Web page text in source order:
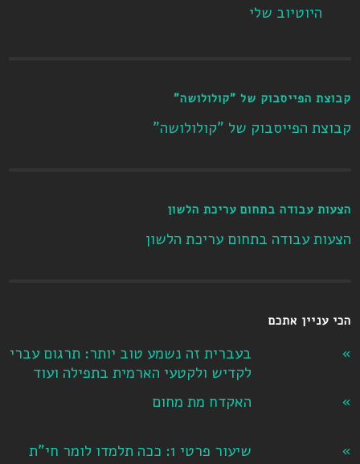
היוטיוב שלי
קבוצת הפייסבוק של "קולולושה"
קבוצת הפייסבוק של "קולולושה"
הצעות עבודה בתחום עריכת הלשון
הצעות עבודה בתחום עריכת הלשון
הכי עניין אתכם
בעברית זה נשמע טוב יותר: תרגום עברי
לקדיש ולקטעי הארמית בתפילה ועוד
האקדח מת מחום
שיעור פרטי 1: ככה תלמדו לומר חי"ת